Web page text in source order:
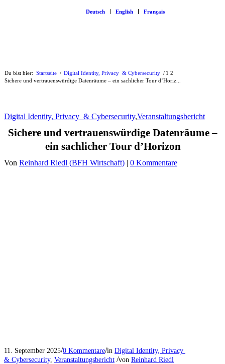
Deutsch English Français
Du bist hier: Startseite 1
/ Digital Identity, Privacy & Cybersecurity 2
/
Sichere und vertrauenswürdige Datenräume – ein sachlicher Tour d’Horiz...
Digital Identity, Privacy & Cybersecurity,Veranstaltungsbericht
Sichere und vertrauenswürdige Datenräume –
ein sachlicher Tour d’Horizon
Von Reinhard Riedl (BFH Wirtschaft) | 0 Kommentare
11. September 2025/0 Kommentare/in Digital Identity, Privacy
& Cybersecurity, Veranstaltungsbericht /von Reinhard Riedl